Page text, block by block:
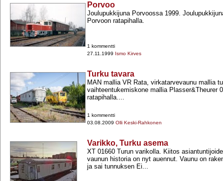
Porvoo
Joulupukkijuna Porvoossa 1999.
Porvoon ratapihalla.
1 kommentti
27.11.1999 Ismo Kirves
Turku tavara
MAN mallia VR Rata, virkatarvevaunu mallia
vaihteentukemiskone mallia Plasser&Theurer
ratapihalla....
1 kommentti
03.08.2009 Olli Keski-Rahkonen
Varikko, Turku asema
XT 01660 Turun varikolla. Kiitos
vaunun historia on nyt auennut. Vaunu on
ja sai tunnuksen Ei...